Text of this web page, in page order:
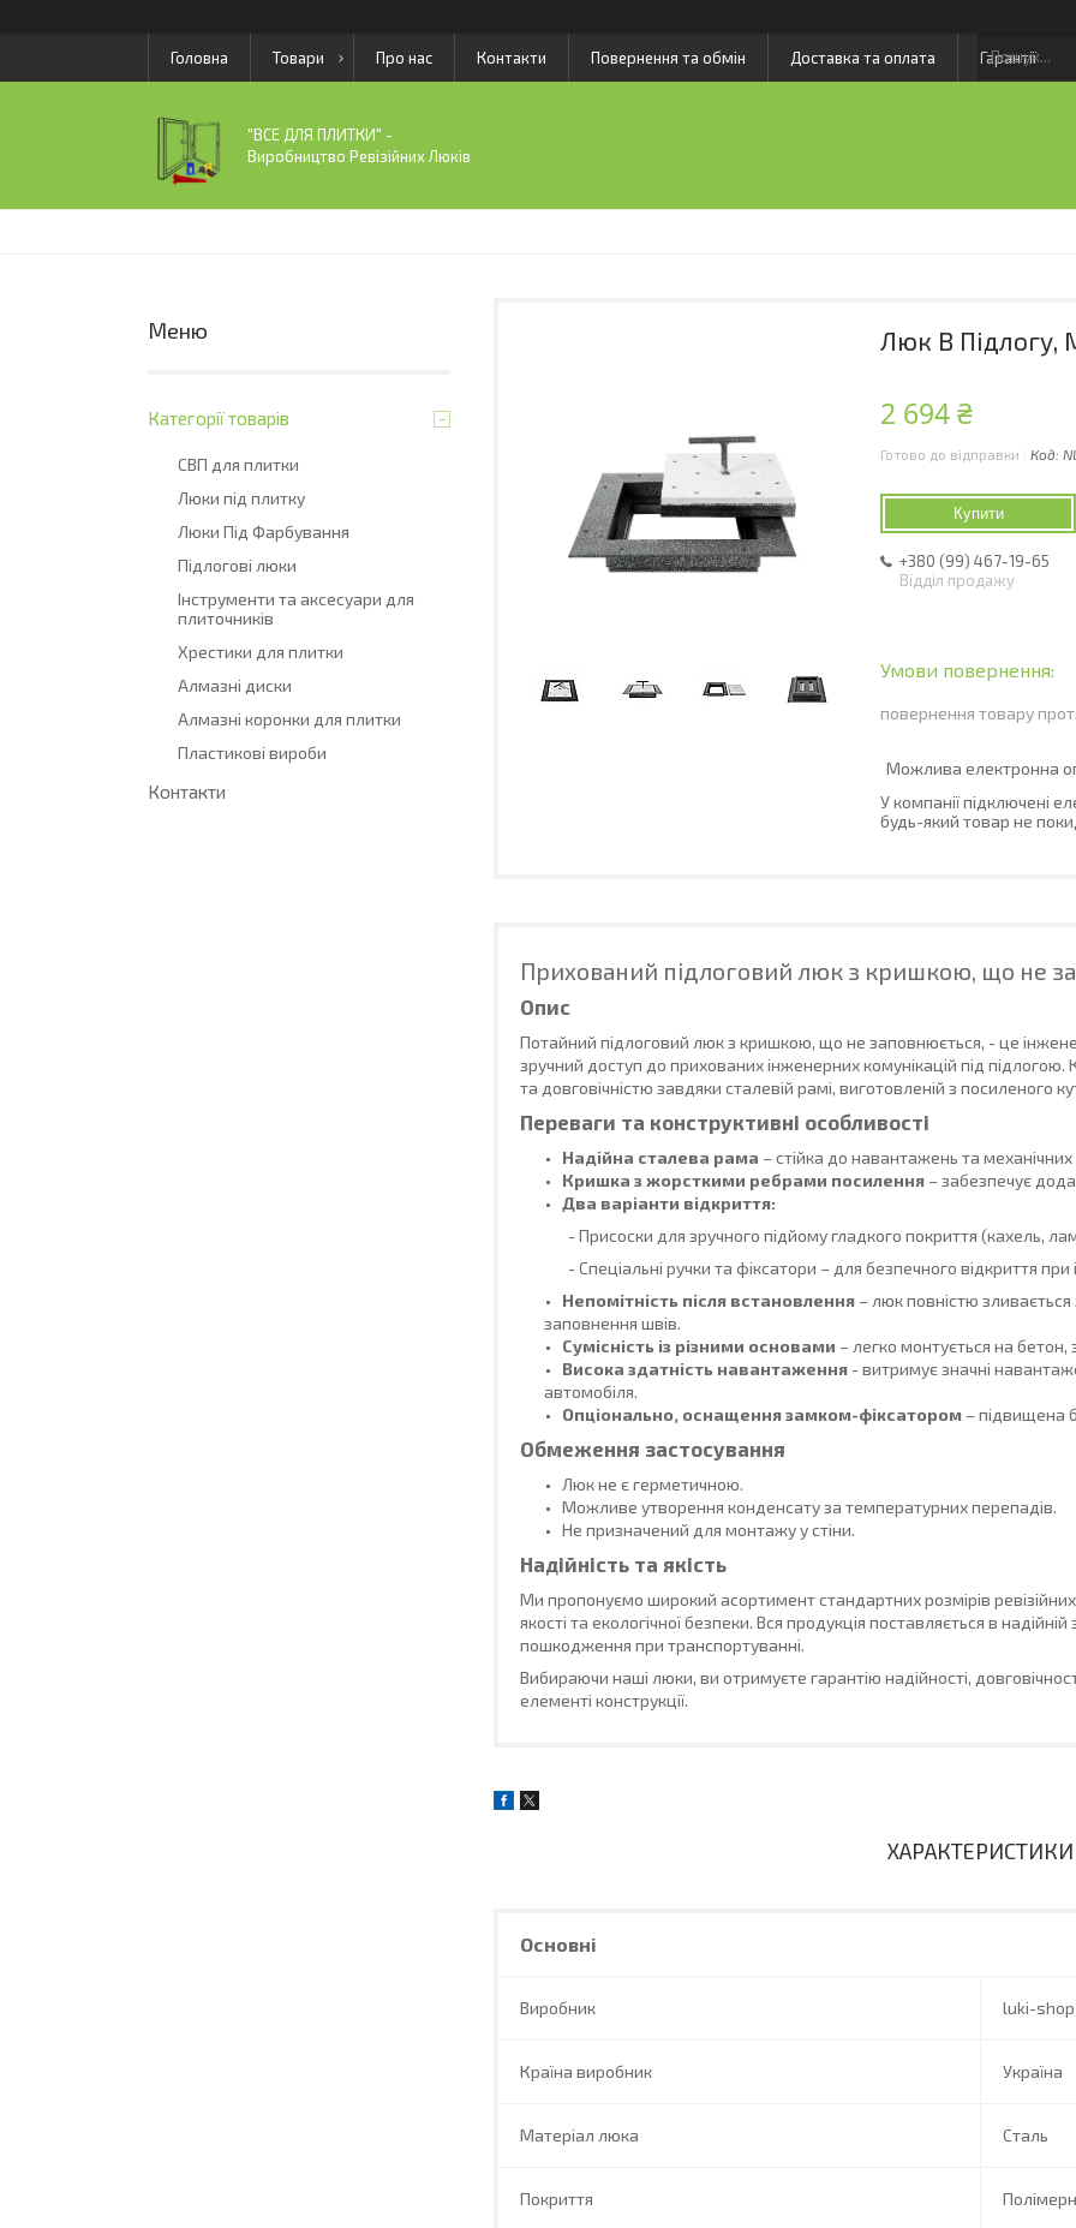
Головна Товари Про нас Контакти Повернення та обмін Доставка та оплата Гарантії
"ВСЕ ДЛЯ ПЛИТКИ" -
Виробництво Ревізійних Люків
Люк В Підлогу,
2 694 ₴
Готово до відправки Код:
Купити
+380 (99) 467-19-65
Відділ продажу
повернення товару
У компанії підключені
будь-який товар не
Прихований підлоговий люк з кришкою, що не
Опис
Потайний підлоговий люк з кришкою, що не заповнюється, - це
зручний доступ до прихованих інженерних комунікацій під підлогою.
та довговічністю завдяки сталевій рамі, виготовленій з посиленого
Переваги та конструктивні особливості
Надійна сталева рама – стійка до навантажень та
Кришка з жорсткими ребрами посилення – забезпечує
Два варіанти відкриття:
- Присоски для зручного підйому гладкого покриття (кахель,
- Спеціальні ручки та фіксатори – для безпечного відкриття
Непомітність після встановлення – люк повністю зливається
заповнення швів.
Сумісність із різними основами – легко монтується на бетон,
Висока здатність навантаження - витримує значні
автомобіля.
Опціонально, оснащення замком-фіксатором – підвищена
Обмеження застосування
Люк не є герметичною.
Можливе утворення конденсату за температурних перепадів.
Не призначений для монтажу у стіни.
Надійність та якість
Ми пропонуємо широкий асортимент стандартних розмірів
якості та екологічної безпеки. Вся продукція поставляється в
пошкодження при транспортуванні.
Вибираючи наші люки, ви отримуєте гарантію надійності,
елементі конструкції.
ХАРАКТЕРИСТИКИ
Основні
Виробник luki-shop
Країна виробник Україна
Матеріал люка Сталь
Покриття
Категорії товарів
СВП для плитки
Люки під плитку
Люки Під Фарбування
Підлогові люки
Інструменти та аксесуари для
плиточників
Хрестики для плитки
Алмазні диски
Алмазні коронки для плитки
Пластикові вироби
Контакти